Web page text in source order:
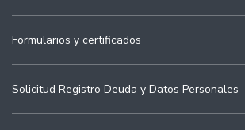
Formularios y certificados
Solicitud Registro Deuda y Datos Personales